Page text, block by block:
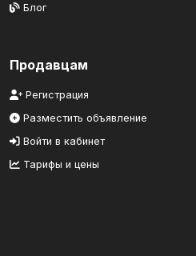
Блог
Продавцам
Регистрация
Разместить объявление
Войти в кабинет
Тарифы и цены